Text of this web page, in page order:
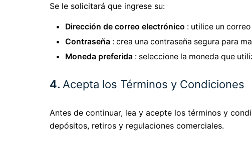
Se le solicitará que ingrese su:
Dirección de correo electrónico : utilice un
Contraseña : crea una contraseña segura para
Moneda preferida : seleccione la moneda que
4. Acepta los Términos y Condiciones
Antes de continuar, lea y acepte los términos y
depósitos, retiros y regulaciones comerciales.